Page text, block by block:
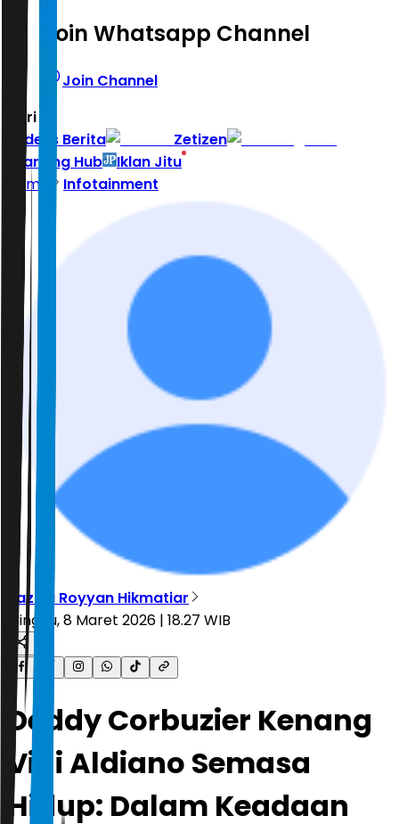
Join Whatsapp Channel
Join Channel
Hari ini
Indeks Berita
Zetizen
Learning Hub
Iklan Jitu
Home
Infotainment
Tazkia Royyan Hikmatiar
Minggu, 8 Maret 2026 | 18.27 WIB
Deddy Corbuzier Kenang
Vidi Aldiano Semasa
Hidup: Dalam Keadaan